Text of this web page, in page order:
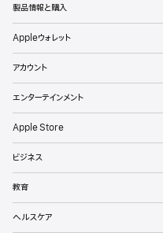
l製品情報と購入
Appleウォレット
アカウント
エンターテインメント
Apple Store
ビジネス
教育
ヘルスケア